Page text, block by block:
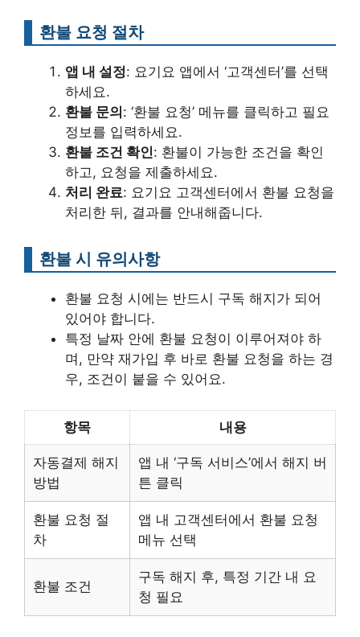
환불 요청 절차
앱 내 설정: 요기요 앱에서 ‘고객센터’를 선택
하세요.
환불 문의 : ‘환불 요청’ 메뉴를 클릭하고 필요
정보를 입력하세요.
환불 조건 확인: 환불이 가능한 조건을 확인
하고, 요청을 제출하세요.
처리 완료: 요기요 고객센터에서 환불 요청을
처리한 뒤, 결과를 안내해줍니다.
환불 시 유의사항
환불 요청 시에는 반드시 구독 해지가 되어
있어야 합니다.
특정 날짜 안에 환불 요청이 이루어져야 하
며, 만약 재가입 후 바로 환불 요청을 하는 경
우, 조건이 붙을 수 있어요.
항목 내용
자동결제 해지
방법
앱 내 ‘구독 서비스’에서 해지 버
튼 클릭
환불 요청 절
차
앱 내 고객센터에서 환불 요청
메뉴 선택
환불 조건
구독 해지 후, 특정 기간 내 요
청 필요